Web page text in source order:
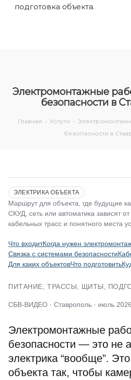
подготовка объекта.
Электромонтажные
безопасности в
Главная - Услуги -
безопасности в
ЭЛЕКТРИКА ОБЪЕКТА
Маршрут для объекта, где будущие
СКУД, сеть или автоматика зависят
кабельных трасс и понятного места
Что входитКогда нужен
Связка с системами безопасности
Для каких объектовЧто подготовить
ПИТАНИЕ, ТРАССЫ, ЩИТЫ,
СБВ-ВИДЕО · Ставрополь · июль 2026
Электромонтажные
безопасности — это не
электрика “вообще”.
объекта так, чтобы